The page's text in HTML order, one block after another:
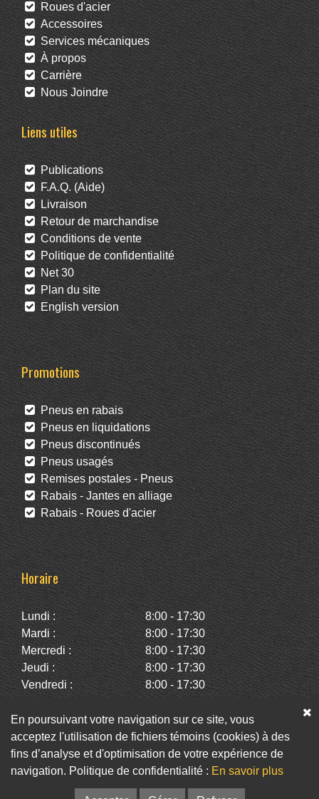
Roues d'acier
Accessoires
Services mécaniques
À propos
Carrière
Nous Joindre
Liens utiles
Publications
F.A.Q. (Aide)
Livraison
Retour de marchandise
Conditions de vente
Politique de confidentialité
Net 30
Plan du site
English version
Promotions
Pneus en rabais
Pneus en liquidations
Pneus discontinués
Pneus usagés
Remises postales - Pneus
Rabais - Jantes en alliage
Rabais - Roues d'acier
Horaire
Lundi :
8:00 - 17:30
Mardi :
8:00 - 17:30
Mercredi :
8:00 - 17:30
Jeudi :
8:00 - 17:30
Vendredi :
8:00 - 17:30
Dimanche :
Fermé
Facebook Twitter Infolettre
En poursuivant votre navigation sur ce site, vous
acceptez l'utilisation de fichiers témoins (cookies) à des
fins d’analyse et d'optimisation de votre expérience de
navigation. Politique de confidentialité : En savoir plus